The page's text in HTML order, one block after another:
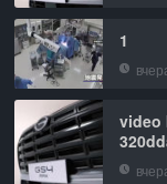
1
video